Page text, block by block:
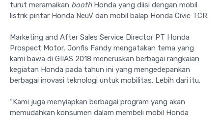
turut meramaikan boothHonda yang diisi dengan mobil
listrik pintar Honda NeuV dan mobil balap Honda Civic TCR.
Marketing and After Sales Service Director PT Honda
Prospect Motor, Jonfis Fandy mengatakan tema yang
kami bawa di GIIAS 2018 meneruskan berbagai rangkaian
kegiatan Honda pada tahun ini yang mengedepankan
berbagai inovasi teknologi untuk mobilitas. Lebih dari itu,
“Kami juga menyiapkan berbagai program yang akan
memudahkan konsumen dalam membeli mobil Honda